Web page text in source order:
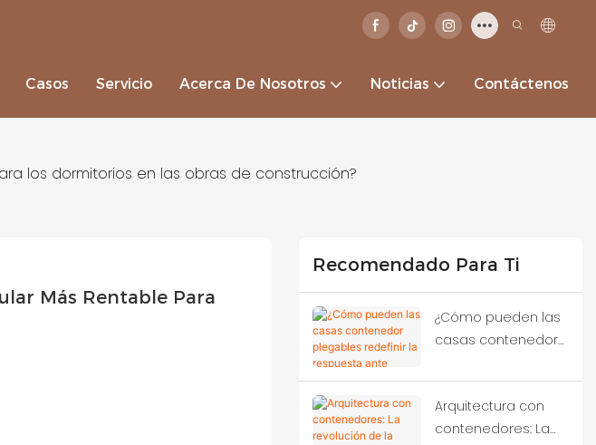
Casos Servicio Acerca De Nosotros Noticias Contáctenos
los dormitorios en las obras de construcción?
Más Rentable Para
Recomendado Para Ti
¿Cómo pueden las
casas contenedor
la respuesta ante
emergencias tras
terremotos
Arquitectura con
contenedores: La